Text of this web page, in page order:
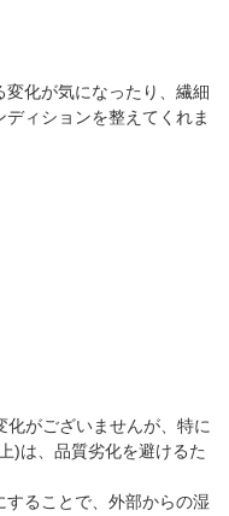
化が気になったり、繊細
ィションを整えてくれま
がございませんが、特に
)は、品質劣化を避けるた
ることで、外部からの湿